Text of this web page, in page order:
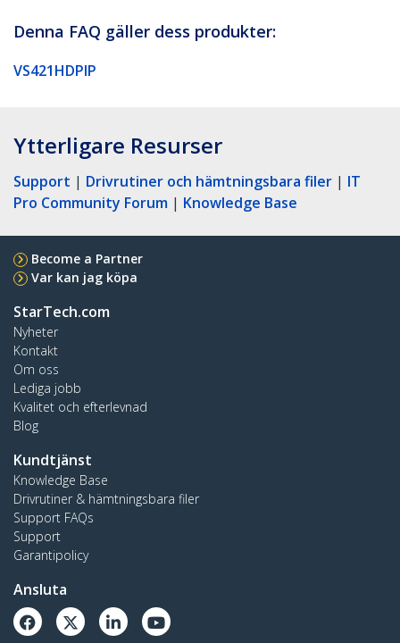
Denna FAQ gäller dess produkter:
VS421HDPIP
Ytterligare Resurser
Support | Drivrutiner och hämtningsbara filer | IT
Pro Community Forum | Knowledge Base
Become a Partner
Var kan jag köpa
StarTech.com
Nyheter
Kontakt
Om oss
Lediga jobb
Kvalitet och efterlevnad
Blog
Kundtjänst
Knowledge Base
Drivrutiner & hämtningsbara filer
Support FAQs
Support
Garantipolicy
Ansluta